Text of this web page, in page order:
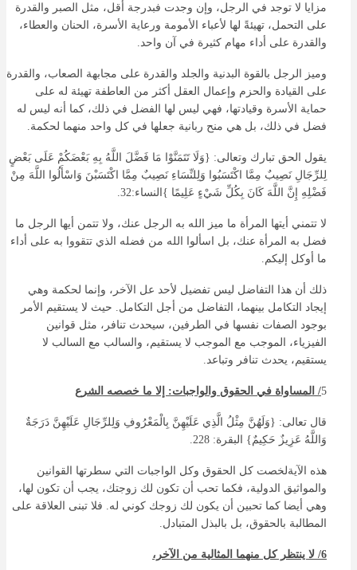
مزايا لا توجد في الرجل، وإن وجدت فبدرجة أقل، مثل الصبر والقدرة
على التحمل، تهيئةً لها لأعباء الأمومة ورعاية الأسرة، الحنان والعطاء،
والقدرة على أداء مهام كثيرة في آن واحد.
وميز الرجل بالقوة البدنية والجلد والقدرة على مجابهة الصعاب، والقدرة
على القيادة والحزم وإعمال العقل أكثر من العاطفة تهيئة له على
حماية الأسرة وقيادتها، فهي ليس لها الفضل في ذلك، كما أنه ليس له
فضل في ذلك، بل هي منح ربانية جعلها في كل واحد منهما لحكمة.
يقول الحق تبارك وتعالى: {وَلَا تَتَمَنَّوْا مَا فَضَّلَ اللَّهُ بِهِ بَعْضَكُمْ عَلَى بَعْضٍ
لِلرِّجَالِ نَصِيبٌ مِمَّا اكْتَسَبُوا وَلِلنِّسَاءِ نَصِيبٌ مِمَّا اكْتَسَبْنَ وَاسْأَلُوا اللَّهَ مِنْ
فَضْلِهِ إِنَّ اللَّهَ كَانَ بِكُلِّ شَيْءٍ عَلِيمًا }النساء:32.
لا تتمني أيتها المرأة ما ميز الله به الرجل عنك، ولا تتمن أيها الرجل ما
فضل به المرأة عنك، بل اسألوا الله من فضله الذي تتقووا به على أداء
ما أوكل إليكم.
ذلك أن هذا التفاضل ليس تفضيل لأحد عل الآخر، وإنما لحكمة وهي
إيجاد التكامل بينهما، التفاضل من أجل التكامل. حيث لا يستقيم الأمر
بوجود الصفات نفسها في الطرفين، سيحدث تنافر، مثل قوانين
الفيزياء، الموجب مع الموجب لا يستقيم، والسالب مع السالب لا
يستقيم، يحدث تنافر وتباعد.
5/ المساواة في الحقوق والواجبات: إلا ما خصصه الشرع
قال تعالى: {وَلَهُنَّ مِثْلُ الَّذِي عَلَيْهِنَّ بِالْمَعْرُوفِ وَلِلرِّجَالِ عَلَيْهِنَّ دَرَجَةٌ
وَاللَّهُ عَزِيزٌ حَكِيمٌ} البقرة: 228.
هذه الآيةلخصت كل الحقوق وكل الواجبات التي سطرتها القوانين
والمواثيق الدولية، فكما تحب أن تكون لك زوجتك، يجب أن تكون لها،
وهي أيضا كما تحبين أن يكون لك زوجك كوني له. فلا تبنى العلاقة على
المطالبة بالحقوق، بل بالبذل المتبادل.
6/ لا ينتظر كل منهما المثالية من الآخر،